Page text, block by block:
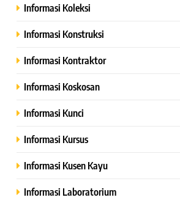
Informasi Koleksi
Informasi Konstruksi
Informasi Kontraktor
Informasi Koskosan
Informasi Kunci
Informasi Kursus
Informasi Kusen Kayu
Informasi Laboratorium